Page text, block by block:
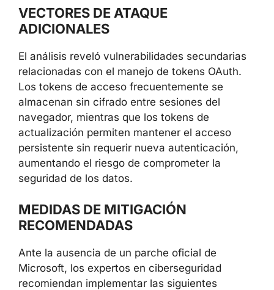
VECTORES DE ATAQUE
ADICIONALES
El análisis reveló vulnerabilidades secundarias
relacionadas con el manejo de tokens OAuth.
Los tokens de acceso frecuentemente se
almacenan sin cifrado entre sesiones del
navegador, mientras que los tokens de
actualización permiten mantener el acceso
persistente sin requerir nueva autenticación,
aumentando el riesgo de comprometer la
seguridad de los datos.
MEDIDAS DE MITIGACIÓN
RECOMENDADAS
Ante la ausencia de un parche oficial de
Microsoft, los expertos en ciberseguridad
recomiendan implementar las siguientes